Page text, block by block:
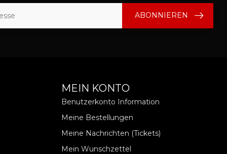
ABONNIEREN
MEIN KONTO
Benutzerkonto Information
Meine Bestellungen
Meine Nachrichten (Tickets)
Mein Wunschzettel